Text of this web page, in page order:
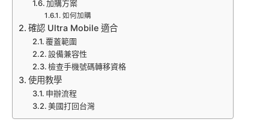
加購方案
如何加購
確認 Ultra Mobile 適合
覆蓋範圍
設備兼容性
檢查手機號碼轉移資格
使用教學
申辦流程
美國打回台灣